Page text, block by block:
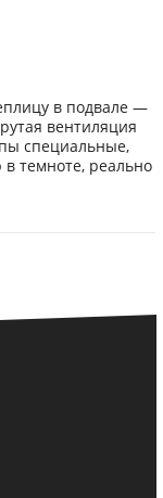
в подвале —
вентиляция
специальные,
темноте, реально